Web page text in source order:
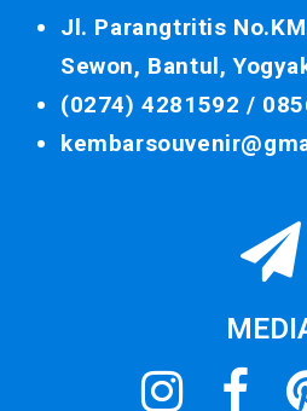
Jl. Parangtritis
Sewon, Bantul,
(0274) 4281592 /